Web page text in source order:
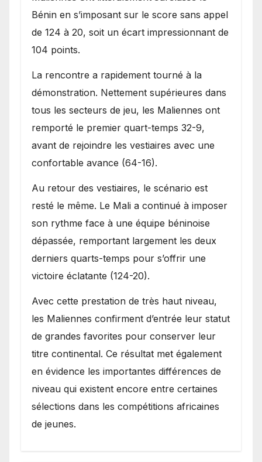
Bénin en s’imposant sur le score sans appel
de 124 à 20, soit un écart impressionnant de
104 points.
La rencontre a rapidement tourné à la
démonstration. Nettement supérieures dans
tous les secteurs de jeu, les Maliennes ont
remporté le premier quart-temps 32-9,
avant de rejoindre les vestiaires avec une
confortable avance (64-16).
Au retour des vestiaires, le scénario est
resté le même. Le Mali a continué à imposer
son rythme face à une équipe béninoise
dépassée, remportant largement les deux
derniers quarts-temps pour s’offrir une
victoire éclatante (124-20).
Avec cette prestation de très haut niveau,
les Maliennes confirment d’entrée leur statut
de grandes favorites pour conserver leur
titre continental. Ce résultat met également
en évidence les importantes différences de
niveau qui existent encore entre certaines
sélections dans les compétitions africaines
de jeunes.